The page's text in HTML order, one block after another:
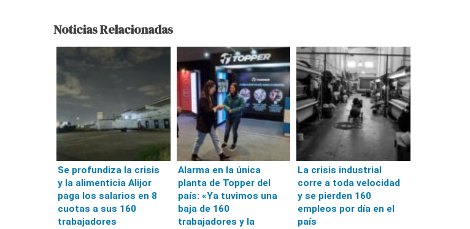
Noticias Relacionadas
Se profundiza la crisis
y la alimenticia Alijor
paga los salarios en 8
cuotas a sus 160
trabajadores
Alarma en la única
planta de Topper del
país: «Ya tuvimos una
baja de 160
trabajadores y la
La crisis industrial
corre a toda velocidad
y se pierden 160
empleos por día en el
país